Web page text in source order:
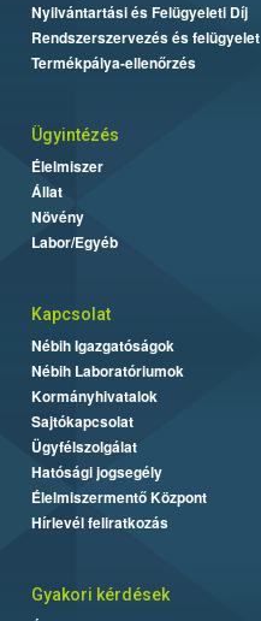
Nyilvántartási és Felügyeleti Díj
Rendszerszervezés és felügyelet
Termékpálya-ellenőrzés
Ügyintézés
Élelmiszer
Állat
Növény
Labor/Egyéb
Kapcsolat
Nébih Igazgatóságok
Nébih Laboratóriumok
Kormányhivatalok
Sajtókapcsolat
Ügyfélszolgálat
Hatósági jogsegély
Élelmiszermentő Központ
Hírlevél feliratkozás
Gyakori kérdések